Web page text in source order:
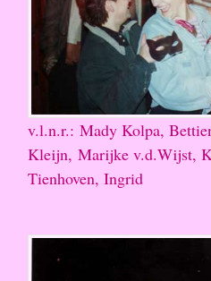
v.l.n.r.: Mady Kolpa,
Kleijn, Marijke v.d.Wijst,
Tienhoven, Ingrid